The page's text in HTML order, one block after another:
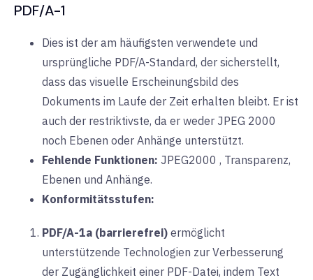
PDF/A-1
Dies ist der am häufigsten verwendete und
ursprüngliche PDF/A-Standard, der sicherstellt,
dass das visuelle Erscheinungsbild des
Dokuments im Laufe der Zeit erhalten bleibt. Er ist
auch der restriktivste, da er weder JPEG 2000
noch Ebenen oder Anhänge unterstützt.
Fehlende Funktionen: JPEG2000 , Transparenz,
Ebenen und Anhänge.
Konformitätsstufen:
PDF/A-1a (barrierefrei) ermöglicht
unterstützende Technologien zur Verbesserung
der Zugänglichkeit einer PDF-Datei, indem Text